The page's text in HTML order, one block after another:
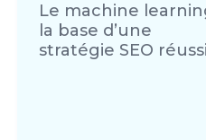
Le machine
la base d’une
stratégie SEO